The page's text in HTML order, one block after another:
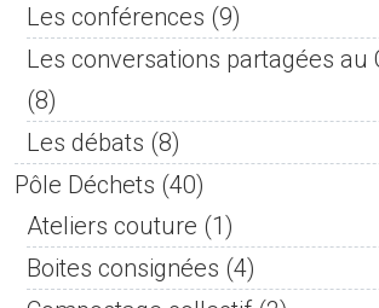
Les conférences (9)
Les conversations partagées au
(8)
Les débats (8)
Pôle Déchets (40)
Ateliers couture (1)
Boites consignées (4)